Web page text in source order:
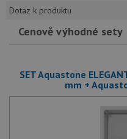
Dotaz k produktu
Cenově výhodné sety
SET Aquastone
mm +